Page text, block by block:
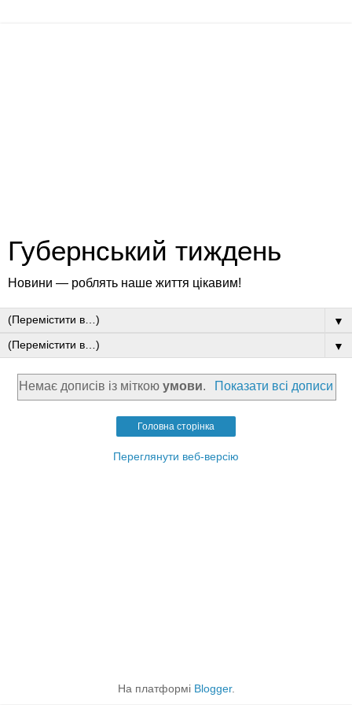
Губернський тиждень
Новини — роблять наше життя цікавим!
▼
▼
Немає дописів із міткоюумови. Показати всі дописи
Головна сторінка
Переглянути веб-версію
На платформі Blogger.